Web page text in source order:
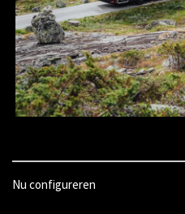
Nu configureren